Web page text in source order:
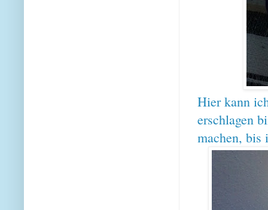
Hier kann
erschlagen
machen,